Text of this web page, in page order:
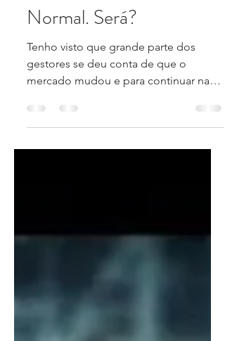
Voltarmos ao Novo
Normal. Será?
Tenho visto que grande parte dos
mercado mudou e para continuar na
ativa precisarão mudar também....